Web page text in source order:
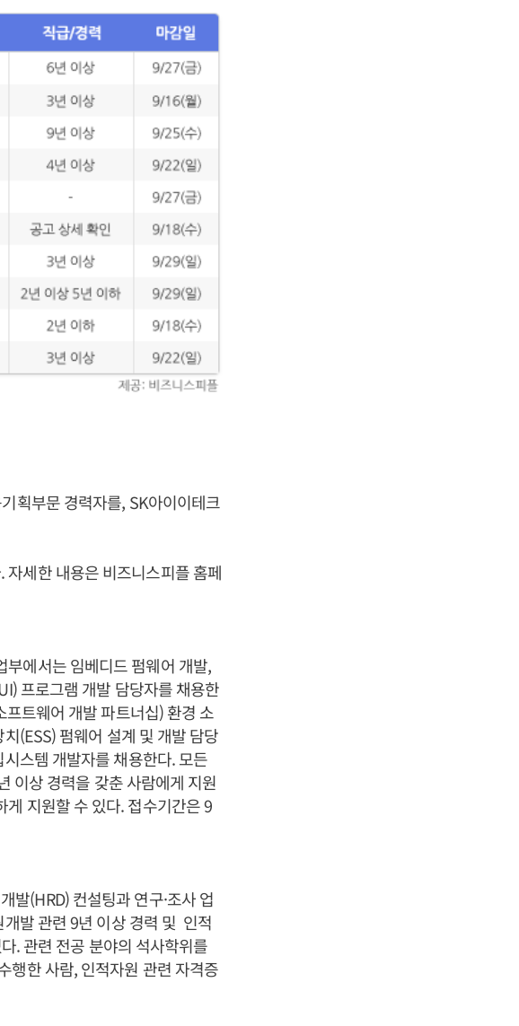
획부문 경력자를, SK아이이테크
자세한 내용은 비즈니스피플 홈페
에서는 임베디드 펌웨어 개발,
프로그램 개발 담당자를 채용한
트웨어 개발 파트너십) 환경 소
(ESS) 펌웨어 설계 및 개발 담당
스템 개발자를 채용한다. 모든
이상 경력을 갖춘 사람에게 지원
지원할 수 있다. 접수기간은 9
발(HRD) 컨설팅과 연구·조사 업
발 관련 9년 이상 경력 및 인적
. 관련 전공 분야의 석사학위를
행한 사람, 인적자원 관련 자격증